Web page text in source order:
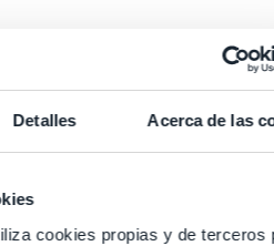
Detalles Acerca de las
cookies propias y de terceros